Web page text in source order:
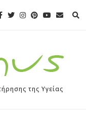
της Υγείας